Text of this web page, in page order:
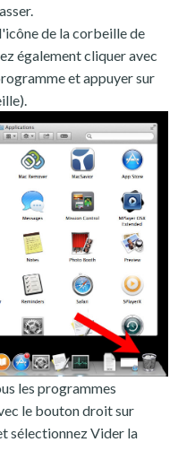
de la corbeille de
également cliquer avec
et appuyer sur
les programmes
le bouton droit sur
sélectionnez Vider la